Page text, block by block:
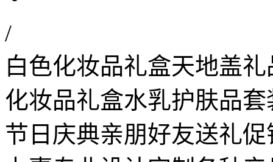
/
白色化妆品礼盒天地盖礼
化妆品礼盒水乳护肤品
节日庆典亲朋好友送礼